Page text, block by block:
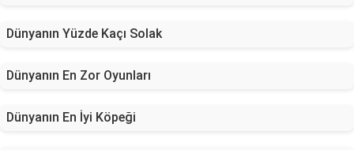
Dünyanın Yüzde Kaçı Solak
Dünyanın En Zor Oyunları
Dünyanın En İyi Köpeği